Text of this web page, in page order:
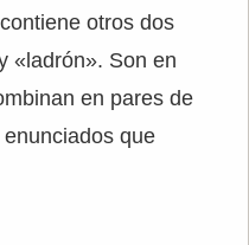
otros dos
«ladrón». Son en
en pares de
que